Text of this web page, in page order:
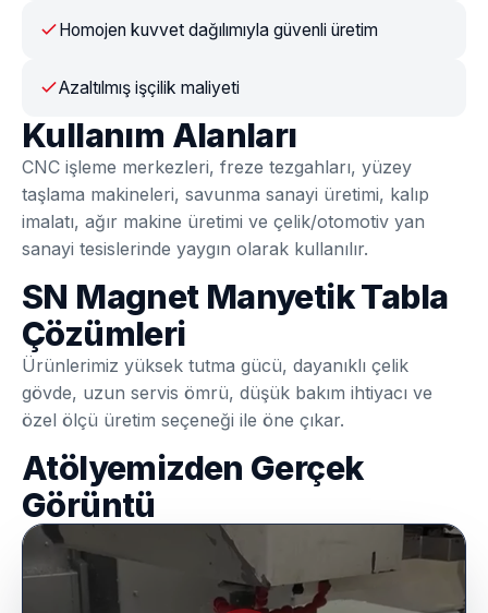
Homojen kuvvet dağılımıyla güvenli üretim
Azaltılmış işçilik maliyeti
Kullanım Alanları
CNC işleme merkezleri, freze tezgahları, yüzey
taşlama makineleri, savunma sanayi üretimi, kalıp
imalatı, ağır makine üretimi ve çelik/otomotiv yan
sanayi tesislerinde yaygın olarak kullanılır.
SN Magnet Manyetik Tabla
Çözümleri
Ürünlerimiz yüksek tutma gücü, dayanıklı çelik
gövde, uzun servis ömrü, düşük bakım ihtiyacı ve
özel ölçü üretim seçeneği ile öne çıkar.
Atölyemizden Gerçek
Görüntü